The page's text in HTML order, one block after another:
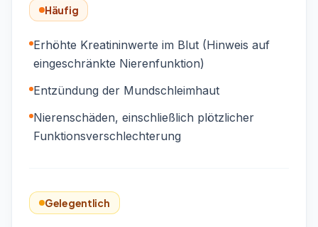
Häufig
Erhöhte Kreatininwerte im Blut (Hinweis auf
eingeschränkte Nierenfunktion)
Entzündung der Mundschleimhaut
Nierenschäden, einschließlich plötzlicher
Funktionsverschlechterung
Gelegentlich